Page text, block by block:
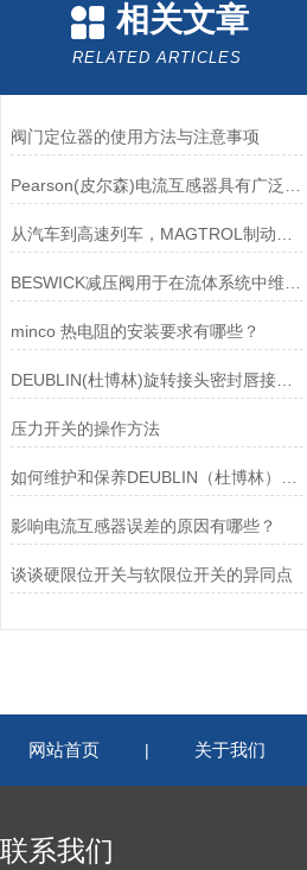
相关文章
RELATED ARTICLES
阀门定位器的使用方法与注意事项
minco 热电阻的安装要求有哪些？
DEUBLIN(杜博林)旋转接头密封唇接觖宽度和负载
压力开关的操作方法
影响电流互感器误差的原因有哪些？
谈谈硬限位开关与软限位开关的异同点
网站首页 | 关于我们
联系我们